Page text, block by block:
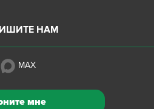
НАМ
MAX
мне